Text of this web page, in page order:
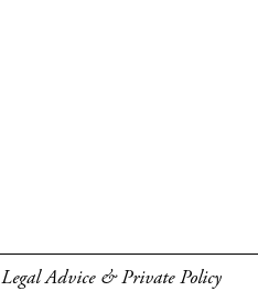
Legal Advice & Private Policy